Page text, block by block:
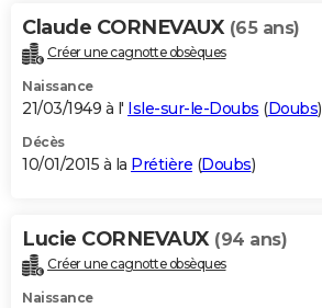
Claude CORNEVAUX (65 ans)
Créer une cagnotte obsèques
Naissance
21/03/1949 à l' Isle-sur-le-Doubs (Doubs)
Décès
10/01/2015 à la Prétière (Doubs)
Lucie CORNEVAUX (94 ans)
Créer une cagnotte obsèques
Naissance